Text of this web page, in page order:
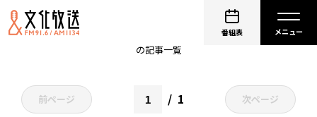
番組表
非公開: 中間淳太（WEST.）
の記事一覧
前ページ 1 次ページ